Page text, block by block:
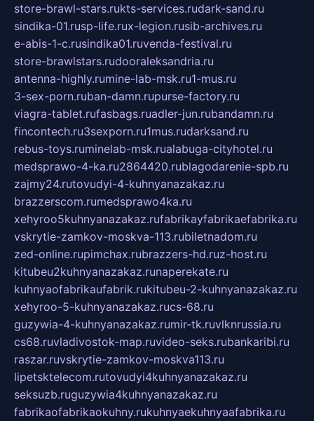
store-brawl-stars.rukts-services.rudark-sand.ru
sindika-01.rusp-life.rux-legion.rusib-archives.ru
e-abis-1-c.rusindika01.ruvenda-festival.ru
store-brawlstars.rudooraleksandria.ru
antenna-highly.rumine-lab-msk.ru1-mus.ru
3-sex-porn.ruban-damn.rupurse-factory.ru
viagra-tablet.rufasbags.ruadler-jun.rubandamn.ru
fincontech.ru3sexporn.ru1mus.rudarksand.ru
rebus-toys.ruminelab-msk.rualabuga-cityhotel.ru
medsprawo-4-ka.ru2864420.rublagodarenie-spb.ru
zajmy24.rutovudyi-4-kuhnyanazakaz.ru
brazzerscom.rumedsprawo4ka.ru
xehyroo5kuhnyanazakaz.rufabrikayfabrikaefabrika.ru
vskrytie-zamkov-moskva-113.rubiletnadom.ru
zed-online.rupimchax.rubrazzers-hd.ruz-host.ru
kitubeu2kuhnyanazakaz.runaperekate.ru
kuhnyaofabrikaufabrik.rukitubeu-2-kuhnyanazakaz.ru
xehyroo-5-kuhnyanazakaz.rucs-68.ru
guzywia-4-kuhnyanazakaz.rumir-tk.ruvlknrussia.ru
cs68.ruvladivostok-map.ruvideo-seks.rubankaribi.ru
raszar.ruvskrytie-zamkov-moskva113.ru
lipetsktelecom.rutovudyi4kuhnyanazakaz.ru
seksuzb.ruguzywia4kuhnyanazakaz.ru
fabrikaofabrikaokuhny.rukuhnyaekuhnyaafabrika.ru